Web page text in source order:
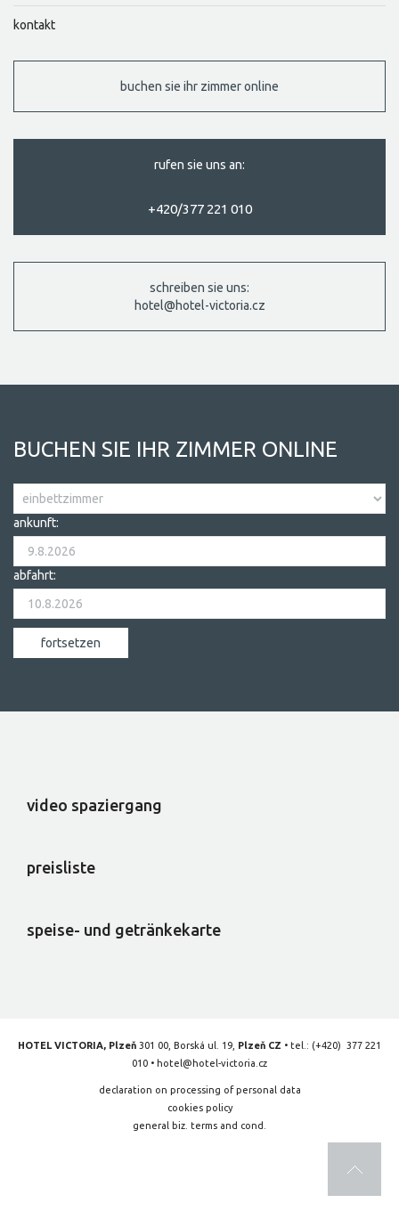
kontakt
buchen sie ihr zimmer online
rufen sie uns an:
+420/377 221 010
schreiben sie uns:
hotel@hotel-victoria.cz
BUCHEN SIE IHR ZIMMER ONLINE
ankunft:
abfahrt:
video spaziergang
preisliste
speise- und getränkekarte
HOTEL VICTORIA, Plzeň 301 00, Borská ul. 19, Plzeň CZ • tel.: (+420) 377 221
010 • hotel@hotel-victoria.cz
declaration on processing of personal data
cookies policy
general biz. terms and cond.